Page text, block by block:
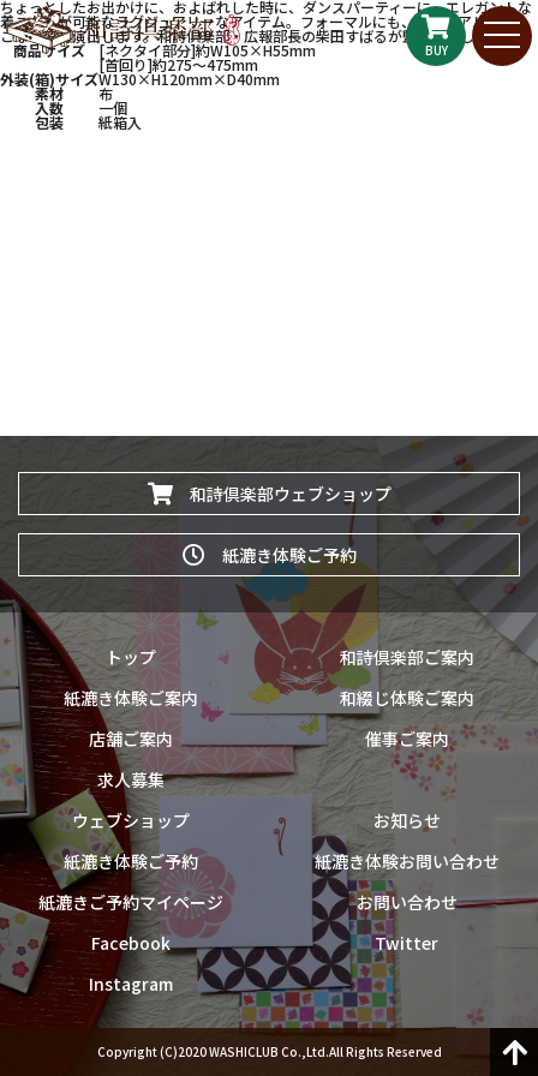
BUY
ちょっとしたお出かけに、およばれした時に、ダンスパーティーに。エレガントな
着こなしが可能なラグジュアリーなアイテム。フォーマルにも、カジュアルにも、
こなれ感を演出します。和詩倶楽部・広報部長の柴田すばるが監修いたしました。
商品サイズ [ネクタイ部分]約W105×H55mm
[首回り]約275〜475mm
外装(箱)サイズW130×H120mm×D40mm
素材 布
入数 一個
包装 紙箱入
和詩倶楽部ウェブショップ
紙漉き体験ご予約
トップ
和詩倶楽部ご案内
紙漉き体験ご案内
和綴じ体験ご案内
店舗ご案内
催事ご案内
求人募集
ウェブショップ
お知らせ
紙漉き体験ご予約
紙漉き体験お問い合わせ
紙漉きご予約マイページ
お問い合わせ
Facebook
Twitter
Instagram
Copyright (C)2020 WASHICLUB Co.,Ltd.All Rights Reserved